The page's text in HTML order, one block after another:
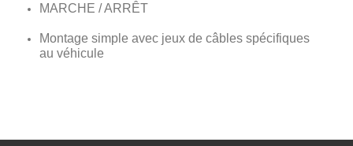
MARCHE / ARRÊT
Montage simple avec jeux de câbles spécifiques
au véhicule